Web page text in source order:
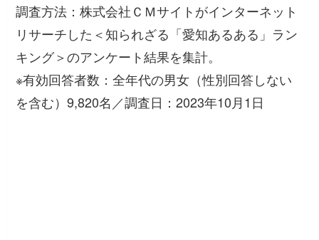
調査方法：株式会社ＣＭサイトがインターネット
リサーチした＜知られざる「愛知あるある」ラン
キング＞のアンケート結果を集計。
※有効回答者数：全年代の男女（性別回答しない
を含む）9,820名／調査日：2023年10月1日